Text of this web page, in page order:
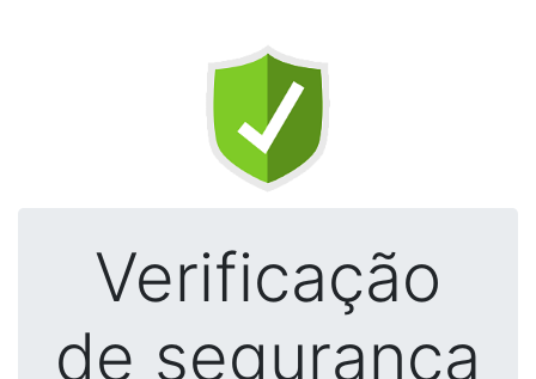
Verificação
de segurança